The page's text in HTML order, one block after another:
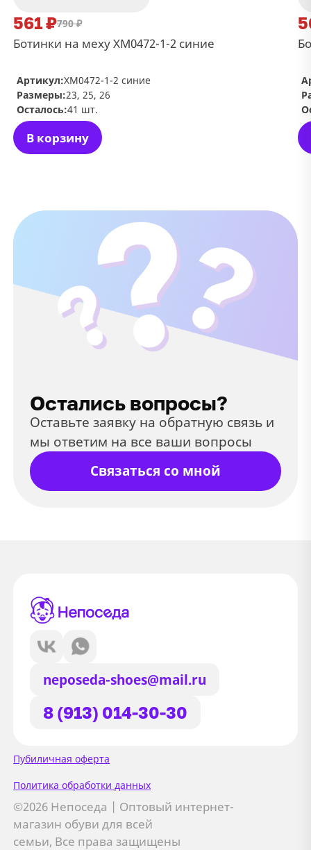
561 ₽790 ₽
Ботинки на меху ХМ0472-1-2 синие
В корзину
Артикул:ХМ0472-1-2 синие
Размеры:23, 25, 26
Осталось:41 шт.
Остались вопросы?
Оставьте заявку на обратную связь и
мы ответим на все ваши вопросы
Связаться со мной
neposeda-shoes@mail.ru
8 (913) 014-30-30
Пубиличная оферта
Политика обработки данных
©2026 Непоседа | Оптовый интернет-
магазин обуви для всей
семьи, Все права защищены
Сайт использует файлы Cookie
Мы используем файлы cookie и
сторонние сервисы (Yandex.Metrica и
AppMetrica) для анализа трафика,
персонализации контента и улучшения